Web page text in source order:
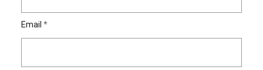
Email *